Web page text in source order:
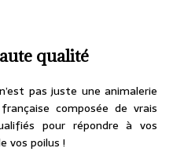
qualité
pas juste une animalerie
composée de vrais
pour répondre à vos
vos poilus !